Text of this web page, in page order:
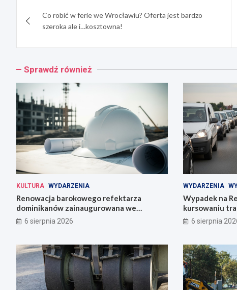
wpisuCo robić w ferie we Wrocławiu? Oferta jest bardzo
szeroka ale i…kosztowna!
Sprawdź również
KULTURA WYDARZENIA
Renowacja barokowego refektarza
dominikanów zainaugurowana we
Wrocławiu
6 sierpnia 2026
WYDARZENIA
Wypadek na
kursowaniu
6 sierpnia